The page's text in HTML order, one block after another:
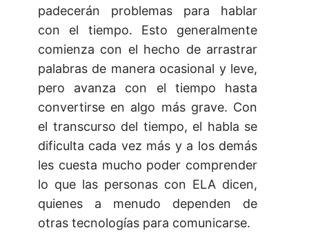
padecerán problemas para hablar
con el tiempo. Esto generalmente
comienza con el hecho de arrastrar
palabras de manera ocasional y leve,
pero avanza con el tiempo hasta
convertirse en algo más grave. Con
el transcurso del tiempo, el habla se
dificulta cada vez más y a los demás
les cuesta mucho poder comprender
lo que las personas con ELA dicen,
quienes a menudo dependen de
otras tecnologías para comunicarse.